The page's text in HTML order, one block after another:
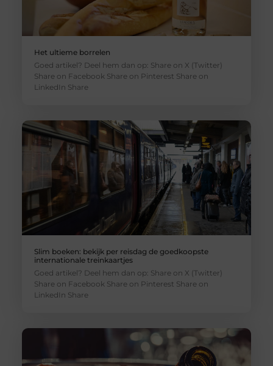
Het ultieme borrelen
Goed artikel? Deel hem dan op: Share on X (Twitter)
Share on Facebook Share on Pinterest Share on
LinkedIn Share
Slim boeken: bekijk per reisdag de goedkoopste
internationale treinkaartjes
Goed artikel? Deel hem dan op: Share on X (Twitter)
Share on Facebook Share on Pinterest Share on
LinkedIn Share